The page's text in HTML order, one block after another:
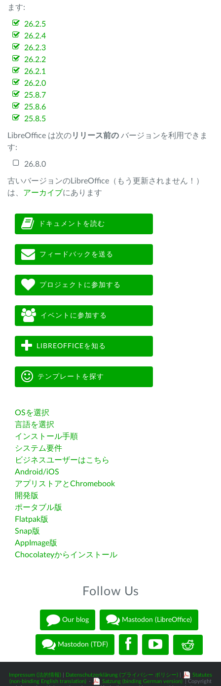
ます:
26.2.5
26.2.4
26.2.3
26.2.2
26.2.1
26.2.0
25.8.7
25.8.6
25.8.5
LibreOffice は次のリリース前の バージョンを利用できま
す:
26.8.0
古いバージョンのLibreOffice（もう更新されません！）
は、 アーカイブにあります
ドキュメントを読む
フィードバックを送る
プロジェクトに参加する
イベントに参加する
LIBREOFFICEを知る
テンプレートを探す
OSを選択
言語を選択
インストール手順
システム要件
ビジネスユーザーはこちら
Android/iOS
アプリストアとChromebook
開発版
ポータブル版
Flatpak版
Snap版
AppImage版
Chocolateyからインストール
Follow Us
Our blog Mastodon (LibreOffice)
Mastodon (TDF)
Impressum (法的情報) Datenschutzerklärung (プライバシー ポリシー)
Statutes
(non-binding English translation) - Satzung (binding German version)
| Copyright